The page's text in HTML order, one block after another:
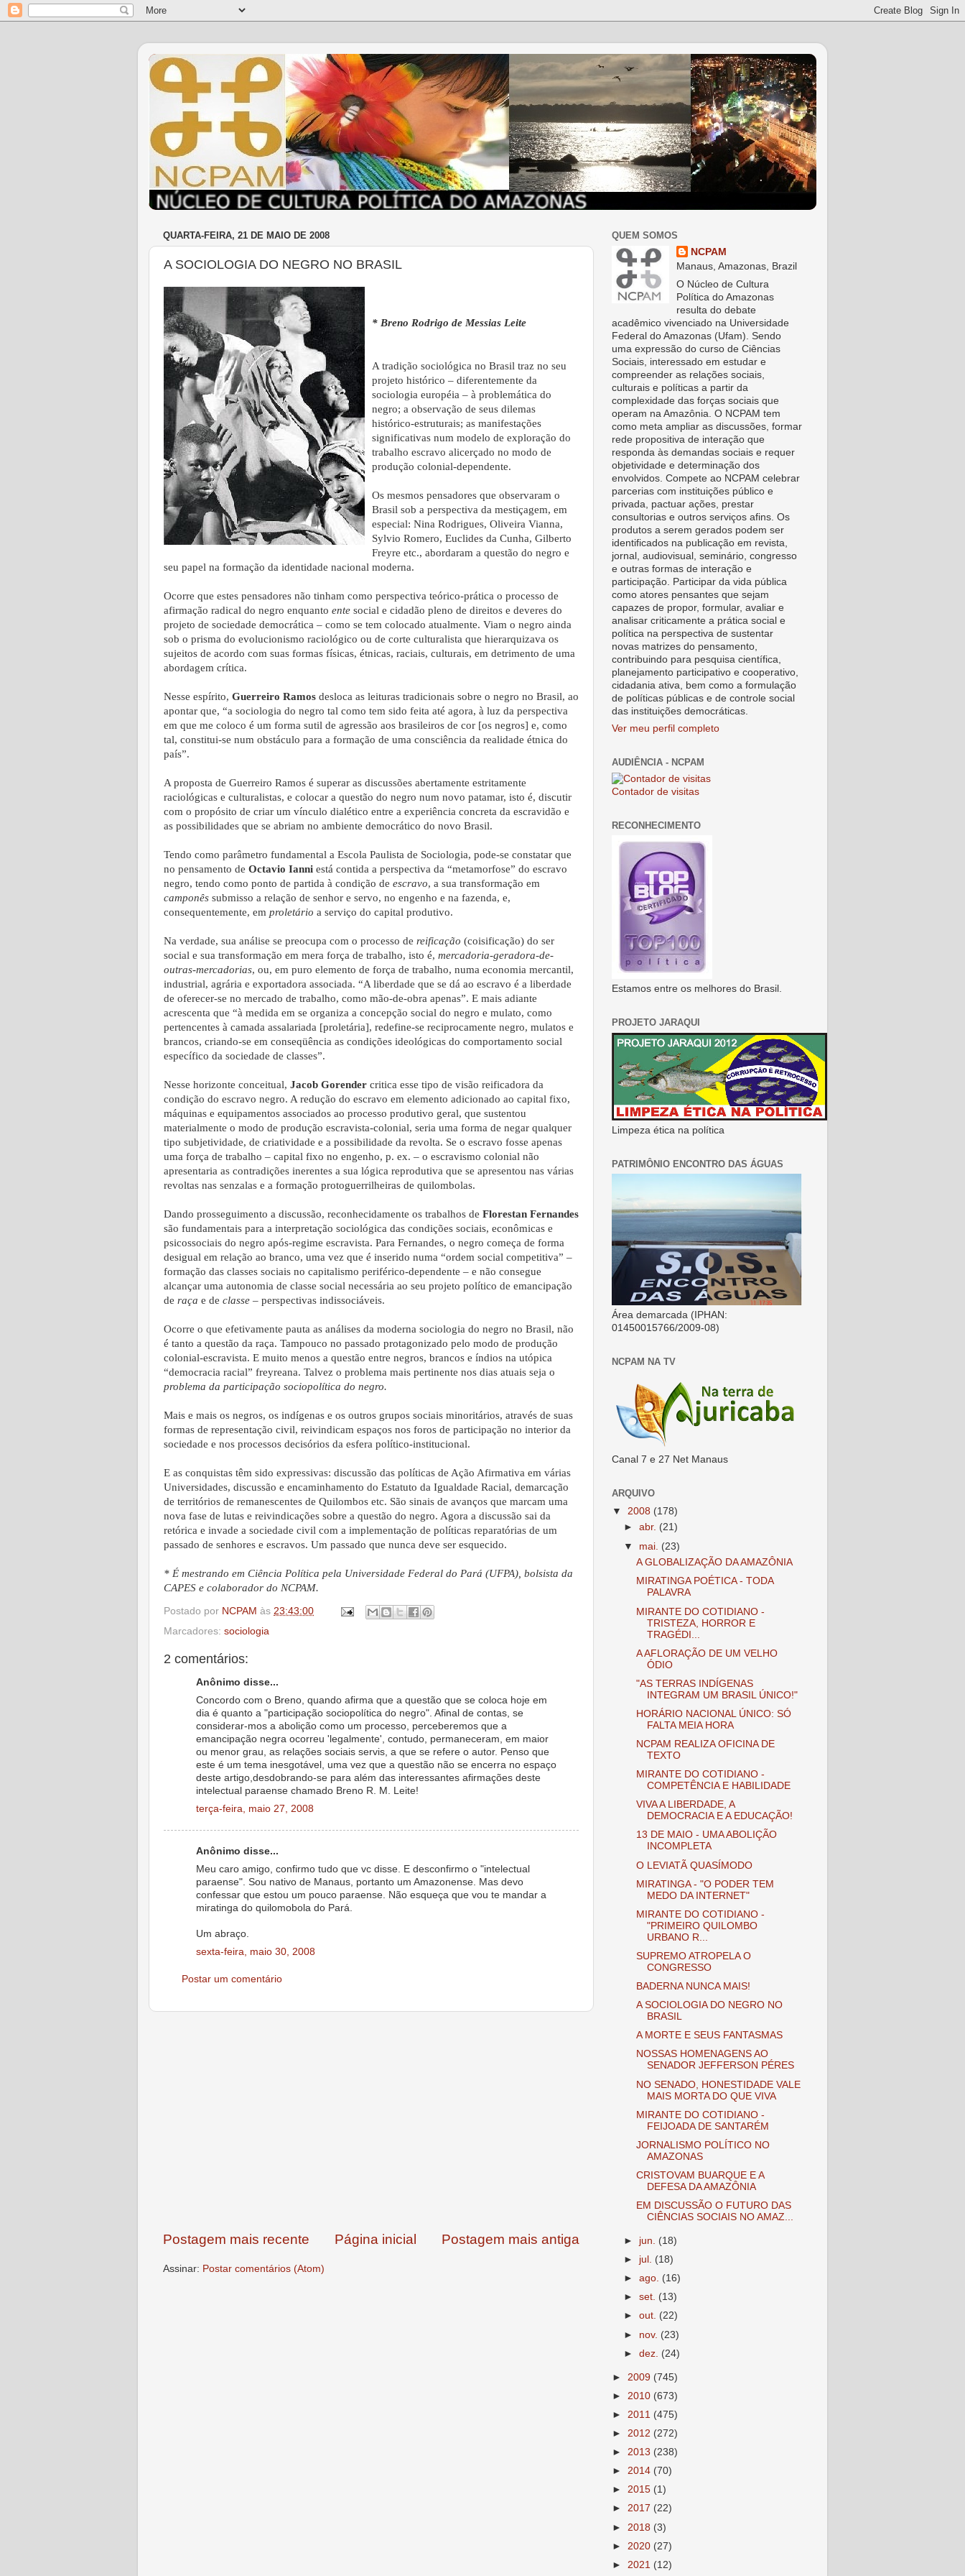
QUARTA-FEIRA, 21 DE MAIO DE 2008
A SOCIOLOGIA DO NEGRO NO BRASIL
* Breno Rodrigo de Messias Leite
A tradição sociológica no Brasil traz no seu
projeto histórico – diferentemente da
sociologia européia – à problemática do
negro; a observação de seus dilemas
histórico-estruturais; as manifestações
significativas num modelo de exploração do
trabalho escravo alicerçado no modo de
produção colonial-dependente.
Os mesmos pensadores que observaram o
Brasil sob a perspectiva da mestiçagem, em
especial: Nina Rodrigues, Oliveira Vianna,
Sylvio Romero, Euclides da Cunha, Gilberto
Freyre etc., abordaram a questão do negro e
seu papel na formação da identidade nacional moderna.
Ocorre que estes pensadores não tinham como perspectiva teórico-prática o processo de
afirmação radical do negro enquanto ente social e cidadão pleno de direitos e deveres do
projeto de sociedade democrática – como se tem colocado atualmente. Viam o negro ainda
sob o prisma do evolucionismo raciológico ou de corte culturalista que hierarquizava os
sujeitos de acordo com suas formas físicas, étnicas, raciais, culturais, em detrimento de uma
abordagem crítica.
Nesse espírito, Guerreiro Ramos desloca as leituras tradicionais sobre o negro no Brasil, ao
apontar que, “a sociologia do negro tal como tem sido feita até agora, à luz da perspectiva
em que me coloco é um forma sutil de agressão aos brasileiros de cor [os negros] e, como
tal, constitui-se num obstáculo para a formação de uma consciência da realidade étnica do
país”.
A proposta de Guerreiro Ramos é superar as discussões abertamente estritamente
raciológicas e culturalistas, e colocar a questão do negro num novo patamar, isto é, discutir
com o propósito de criar um vínculo dialético entre a experiência concreta da escravidão e
as possibilidades que se abriam no ambiente democrático do novo Brasil.
Tendo como parâmetro fundamental a Escola Paulista de Sociologia, pode-se constatar que
no pensamento de Octavio Ianni está contida a perspectiva da “metamorfose” do escravo
negro, tendo como ponto de partida à condição de escravo, a sua transformação em
camponês submisso a relação de senhor e servo, no engenho e na fazenda, e,
consequentemente, em proletário a serviço do capital produtivo.
Na verdade, sua análise se preocupa com o processo de reificação (coisificação) do ser
social e sua transformação em mera força de trabalho, isto é, mercadoria-geradora-de-
outras-mercadorias, ou, em puro elemento de força de trabalho, numa economia mercantil,
industrial, agrária e exportadora associada. “A liberdade que se dá ao escravo é a liberdade
de oferecer-se no mercado de trabalho, como mão-de-obra apenas”. E mais adiante
acrescenta que “à medida em se organiza a concepção social do negro e mulato, como
pertencentes à camada assalariada [proletária], redefine-se reciprocamente negro, mulatos e
brancos, criando-se em conseqüência as condições ideológicas do comportamento social
específico da sociedade de classes”.
Nesse horizonte conceitual, Jacob Gorender critica esse tipo de visão reificadora da
condição do escravo negro. A redução do escravo em elemento adicionado ao capital fixo,
máquinas e equipamentos associados ao processo produtivo geral, que sustentou
materialmente o modo de produção escravista-colonial, seria uma forma de negar qualquer
tipo subjetividade, de criatividade e a possibilidade da revolta. Se o escravo fosse apenas
uma força de trabalho – capital fixo no engenho, p. ex. – o escravismo colonial não
apresentaria as contradições inerentes a sua lógica reprodutiva que se apresentou nas várias
revoltas nas senzalas e a formação protoguerrilheiras de quilombolas.
Dando prosseguimento a discussão, reconhecidamente os trabalhos de Florestan Fernandes
são fundamentais para a interpretação sociológica das condições sociais, econômicas e
psicossociais do negro após-regime escravista. Para Fernandes, o negro começa de forma
desigual em relação ao branco, uma vez que é inserido numa “ordem social competitiva” –
formação das classes sociais no capitalismo periférico-dependente – e não consegue
alcançar uma autonomia de classe social necessária ao seu projeto político de emancipação
de raça e de classe – perspectivas indissociáveis.
Ocorre o que efetivamente pauta as análises da moderna sociologia do negro no Brasil, não
é tanto a questão da raça. Tampouco no passado protagonizado pelo modo de produção
colonial-escravista. E muito menos a questão entre negros, brancos e índios na utópica
“democracia racial” freyreana. Talvez o problema mais pertinente nos dias atuais seja o
problema da participação sociopolítica do negro.
Mais e mais os negros, os indígenas e os outros grupos sociais minoritários, através de suas
formas de representação civil, reivindicam espaços nos foros de participação no interior da
sociedade e nos processos decisórios da esfera político-institucional.
E as conquistas têm sido expressivas: discussão das políticas de Ação Afirmativa em várias
Universidades, discussão e encaminhamento do Estatuto da Igualdade Racial, demarcação
de territórios de remanescentes de Quilombos etc. São sinais de avanços que marcam uma
nova fase de lutas e reivindicações sobre a questão do negro. Agora a discussão sai da
retórica e invade a sociedade civil com a implementação de políticas reparatórias de um
passado de senhores e escravos. Um passado que nunca deve ser esquecido.
* É mestrando em Ciência Política pela Universidade Federal do Pará (UFPA), bolsista da
CAPES e colaborador do NCPAM.
Postado por NCPAM às 23:43:00
Marcadores: sociologia
2 comentários:
Anônimo disse...
Concordo com o Breno, quando afirma que a questão que se coloca hoje em
dia é quanto a "participação sociopolítica do negro". Afinal de contas, se
considerar-mos a abolição como um processo, perceberemos que a
emancipação negra ocorreu 'legalmente', contudo, permaneceram, em maior
ou menor grau, as relações sociais servis, a que se refere o autor. Penso que
este é um tema inesgotável, uma vez que a questão não se encerra no espaço
deste artigo,desdobrando-se para além das interessantes afirmações deste
intelectual paraense chamado Breno R. M. Leite!
terça-feira, maio 27, 2008
Anônimo disse...
Meu caro amigo, confirmo tudo que vc disse. E desconfirmo o "intelectual
paraense". Sou nativo de Manaus, portanto um Amazonense. Mas devo
confessar que estou um pouco paraense. Não esqueça que vou te mandar a
miratinga do quilomobola do Pará.
Um abraço.
sexta-feira, maio 30, 2008
Postar um comentário
Postagem mais recente Postagem mais antiga
Página inicial
Assinar: Postar comentários (Atom)
QUEM SOMOS
NCPAM
Manaus, Amazonas, Brazil
O Núcleo de Cultura
Política do Amazonas
resulta do debate
acadêmico vivenciado na Universidade
Federal do Amazonas (Ufam). Sendo
uma expressão do curso de Ciências
Sociais, interessado em estudar e
compreender as relações sociais,
culturais e políticas a partir da
complexidade das forças sociais que
operam na Amazônia. O NCPAM tem
como meta ampliar as discussões, formar
rede propositiva de interação que
responda às demandas sociais e requer
objetividade e determinação dos
envolvidos. Compete ao NCPAM celebrar
parcerias com instituições público e
privada, pactuar ações, prestar
consultorias e outros serviços afins. Os
produtos a serem gerados podem ser
identificados na publicação em revista,
jornal, audiovisual, seminário, congresso
e outras formas de interação e
participação. Participar da vida pública
como atores pensantes que sejam
capazes de propor, formular, avaliar e
analisar criticamente a prática social e
política na perspectiva de sustentar
novas matrizes do pensamento,
contribuindo para pesquisa científica,
planejamento participativo e cooperativo,
cidadania ativa, bem como a formulação
de políticas públicas e de controle social
das instituições democráticas.
Ver meu perfil completo
AUDIÊNCIA - NCPAM
Contador de visitas
RECONHECIMENTO
Estamos entre os melhores do Brasil.
PROJETO JARAQUI
Limpeza ética na política
PATRIMÔNIO ENCONTRO DAS ÁGUAS
Área demarcada (IPHAN:
01450015766/2009-08)
NCPAM NA TV
Canal 7 e 27 Net Manaus
ARQUIVO
▼ 2008 (178)
►abr. (21)
▼ mai. (23)
A GLOBALIZAÇÃO DA AMAZÔNIA
MIRATINGA POÉTICA - TODA
PALAVRA
MIRANTE DO COTIDIANO -
TRISTEZA, HORROR E
TRAGÉDI...
A AFLORAÇÃO DE UM VELHO
ÓDIO
"AS TERRAS INDÍGENAS
INTEGRAM UM BRASIL ÚNICO!"
HORÁRIO NACIONAL ÚNICO: SÓ
FALTA MEIA HORA
NCPAM REALIZA OFICINA DE
TEXTO
MIRANTE DO COTIDIANO -
COMPETÊNCIA E HABILIDADE
VIVA A LIBERDADE, A
DEMOCRACIA E A EDUCAÇÃO!
13 DE MAIO - UMA ABOLIÇÃO
INCOMPLETA
O LEVIATÃ QUASÍMODO
MIRATINGA - "O PODER TEM
MEDO DA INTERNET"
MIRANTE DO COTIDIANO -
"PRIMEIRO QUILOMBO
URBANO R...
SUPREMO ATROPELA O
CONGRESSO
BADERNA NUNCA MAIS!
A SOCIOLOGIA DO NEGRO NO
BRASIL
A MORTE E SEUS FANTASMAS
NOSSAS HOMENAGENS AO
SENADOR JEFFERSON PÉRES
NO SENADO, HONESTIDADE VALE
MAIS MORTA DO QUE VIVA
MIRANTE DO COTIDIANO -
FEIJOADA DE SANTARÉM
JORNALISMO POLÍTICO NO
AMAZONAS
CRISTOVAM BUARQUE E A
DEFESA DA AMAZÔNIA
EM DISCUSSÃO O FUTURO DAS
CIÊNCIAS SOCIAIS NO AMAZ...
► jun. (18)
► jul. (18)
►ago. (16)
►set. (13)
►out. (22)
► nov. (23)
►dez. (24)
► 2009 (745)
► 2010 (673)
► 2011 (475)
► 2012 (272)
► 2013 (238)
► 2014 (70)
► 2015 (1)
► 2017 (22)
► 2018 (3)
► 2020 (27)
► 2021 (12)